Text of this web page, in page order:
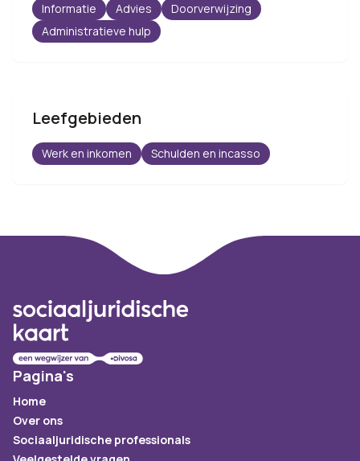
Informatie Advies
Doorverwijzing
Administratieve hulp
Leefgebieden
Werk en inkomen Schulden en incasso
Pagina's
Home
Over ons
Sociaaljuridische professionals